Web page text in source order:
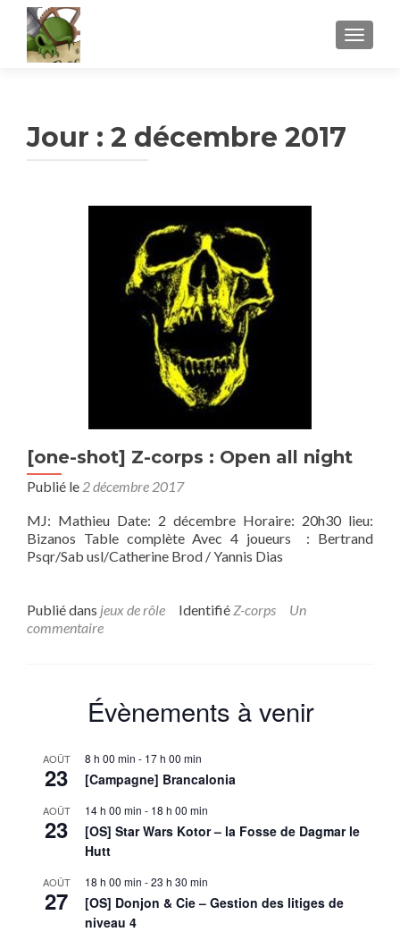
Jour : 2 décembre 2017
[one-shot] Z-corps : Open all night
Publié le 2 décembre 2017
MJ: Mathieu Date: 2 décembre Horaire: 20h30 lieu:
Bizanos Table complète Avec 4 joueurs : Bertrand
Psqr/Sab usl/Catherine Brod / Yannis Dias
Publié dans jeux de rôle Identifié Z-corps
Un
commentaire
Évènements à venir
AOÛT
23
8 h 00 min - 17 h 00 min
[Campagne] Brancalonia
AOÛT
23
14 h 00 min - 18 h 00 min
[OS] Star Wars Kotor – la Fosse de Dagmar le
Hutt
AOÛT
27
18 h 00 min -23 h 30 min
[OS] Donjon & Cie – Gestion des litiges de
niveau 4